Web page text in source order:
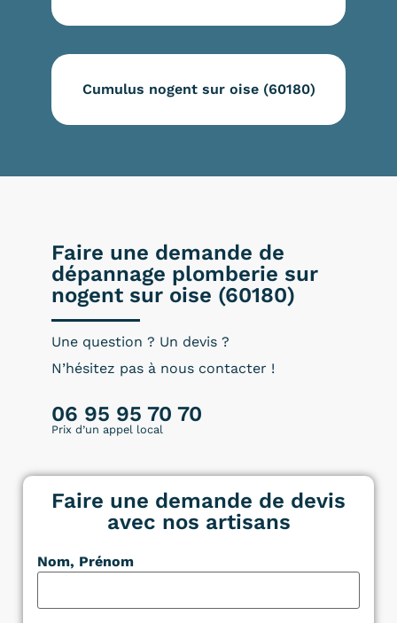
Cumulus nogent sur oise (60180)
Faire une demande de
dépannage plomberie sur
nogent sur oise (60180)
Une question ? Un devis ?
N’hésitez pas à nous contacter !
06 95 95 70 70
Prix d’un appel local
Faire une demande de devis
avec nos artisans
Nom, Prénom